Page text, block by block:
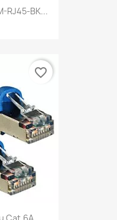
RJ45-BK...
favorite_border